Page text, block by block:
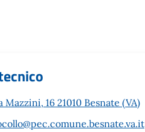
Mazzini, 16 21010 Besnate (VA)